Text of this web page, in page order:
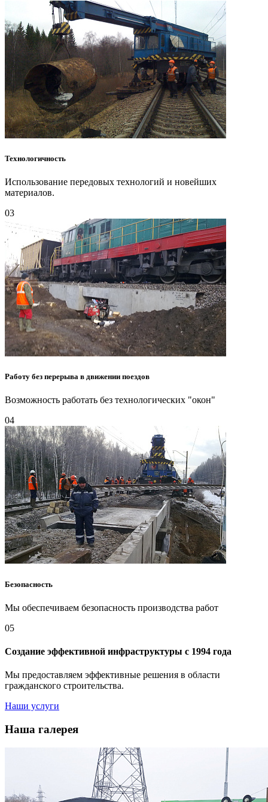
Технологичность
Использование передовых технологий и новейших
материалов.
03
Работу без перерыва в движении поездов
Возможность работать без технологических "окон"
04
Безопасность
Мы обеспечиваем безопасность производства работ
05
Создание эффективной инфраструктуры с 1994 года
Мы предоставляем эффективные решения в области
гражданского строительства.
Наши услуги
Наша галерея